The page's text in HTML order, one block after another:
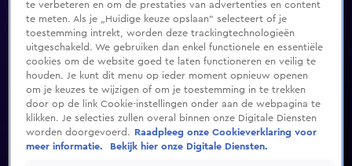
te verbeteren en om de prestaties van advertenties en content
te meten. Als je „Huidige keuze opslaan” selecteert of je
toestemming intrekt, worden deze trackingtechnologieën
uitgeschakeld. We gebruiken dan enkel functionele en essentiële
cookies om de website goed te laten functioneren en veilig te
houden. Je kunt dit menu op ieder moment opnieuw openen
om je keuzes te wijzigen of om je toestemming in te trekken
door op de link Cookie-instellingen onder aan de webpagina te
klikken. Je selecties zullen overal binnen onze Digitale Diensten
worden doorgevoerd.
Raadpleeg onze Cookieverklaring voor
meer informatie.
Bekijk hier onze Digitale Diensten.